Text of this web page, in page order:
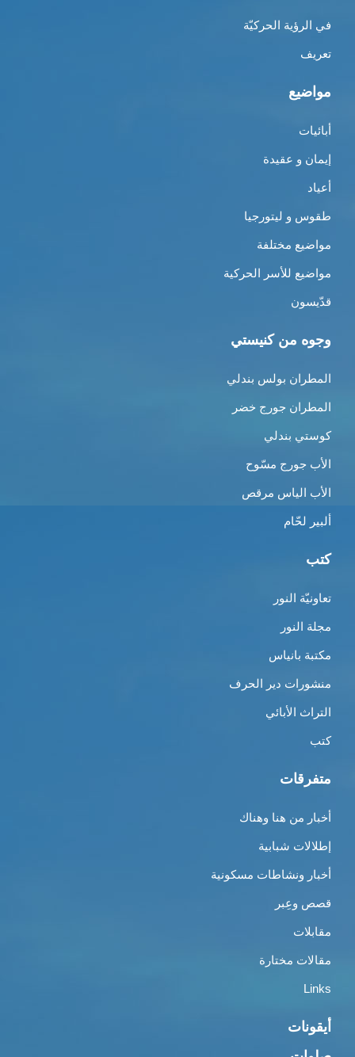
في الرؤية الحركيّة
تعريف
مواضيع
أبائيات
إيمان و عقيدة
أعياد
طقوس و ليتورجيا
مواضيع مختلفة
مواضيع للأسر الحركية
قدّيسون
وجوه من كنيستي
المطران بولس بندلي
المطران جورج خضر
كوستي بندلي
الأب جورج مسّوح
الأب الياس مرقص
ألبير لحّام
كتب
تعاونيّة النور
مجلة النور
مكتبة بانياس
منشورات دير الحرف
التراث الأبائي
كتب
متفرقات
أخبار من هنا وهناك
إطلالات شبابية
أخبار ونشاطات مسكونية
قصص وعِبر
مقابلات
مقالات مختارة
Links
أيقونات